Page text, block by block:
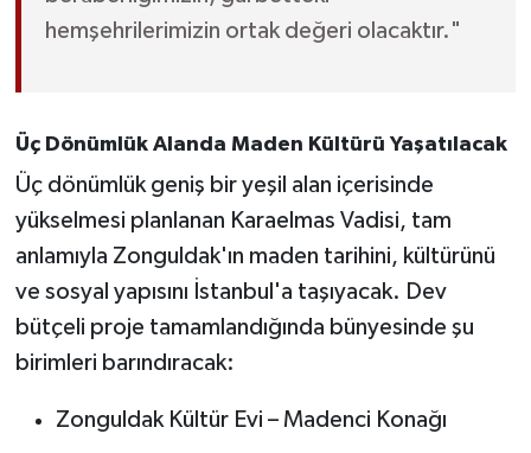
hemşehrilerimizin ortak değeri olacaktır."
Üç Dönümlük Alanda Maden Kültürü Yaşatılacak
Üç dönümlük geniş bir yeşil alan içerisinde
yükselmesi planlanan Karaelmas Vadisi, tam
anlamıyla Zonguldak'ın maden tarihini, kültürünü
ve sosyal yapısını İstanbul'a taşıyacak. Dev
bütçeli proje tamamlandığında bünyesinde şu
birimleri barındıracak:
Zonguldak Kültür Evi – Madenci Konağı